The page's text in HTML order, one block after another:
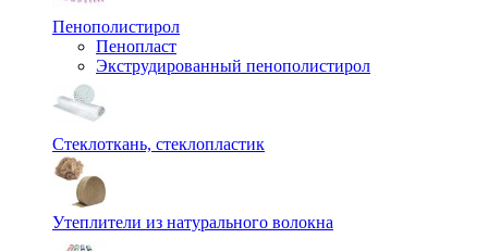
Пенополистирол
Пенопласт
Экструдированный пенополистирол
Стеклоткань, стеклопластик
Утеплители из натурального волокна